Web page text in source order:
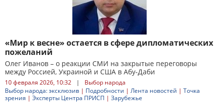
«Мир к весне» остается в сфере дипломатических
пожеланий
Олег Иванов – о реакции СМИ на закрытые переговоры
между Россией, Украиной и США в Абу-Даби
10 февраля 2026, 10:32 |
Выбор народа
Выбор народа: эксклюзив | Подробности | Лента новостей | Точка
зрения | Эксперты Центра ПРИСП | Зарубежье